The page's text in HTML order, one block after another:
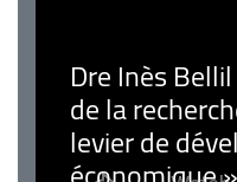
Dre Inès
de la
levier de